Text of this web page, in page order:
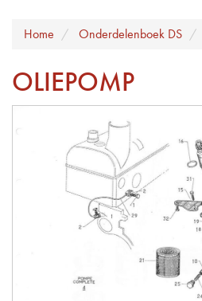
Home Onderdelenboek DS
OLIEPOMP